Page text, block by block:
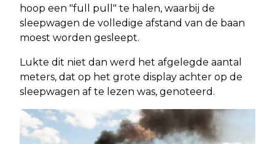
hoop een "full pull" te halen, waarbij de
sleepwagen de volledige afstand van de baan
moest worden gesleept.
Lukte dit niet dan werd het afgelegde aantal
meters, dat op het grote display achter op de
sleepwagen af te lezen was, genoteerd.